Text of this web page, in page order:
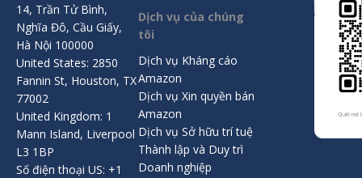
14, Trần Tử Bình,
Nghĩa Đô, Cầu Giấy,
Hà Nội 100000
United States: 2850
Fannin St, Houston, TX
77002
United Kingdom: 1
Mann Island, Liverpool
L3 1BP
Số điện thoại US: +1
Dịch vụ của chúng
tôi
Dịch vụ Kháng cáo
Amazon
Dịch vụ Xin quyền bán
Amazon
Dịch vụ Sở hữu trí tuệ
Thành lập và Duy trì
Doanh nghiệp